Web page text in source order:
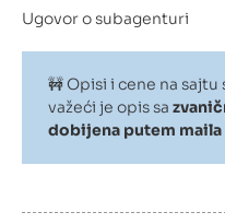
Ugovor o subagenturi
🚧 Opisi i cene na
važeći je opis sa
dobijena putem